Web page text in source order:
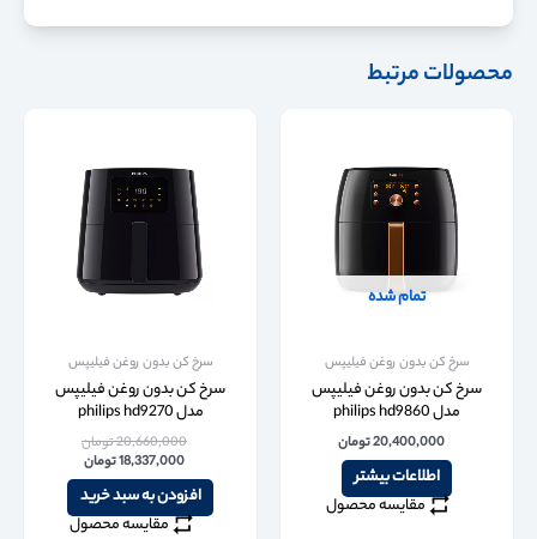
محصولات مرتبط
تمام شده
سرخ کن بدون روغن فیلیپس
سرخ کن بدون روغن فیلیپس
مدل philips hd9860
20,400,000تومان
اطلاعات بیشتر
مقایسه محصول
سرخ کن بدون روغن فیلیپس
سرخ کن بدون روغن فیلیپس
مدل philips hd9270
20,660,000تومان
18,337,000تومان
افزودن به سبد خرید
مقایسه محصول